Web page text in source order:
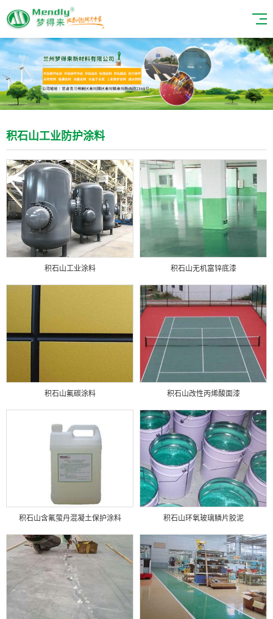
积石山工业防护涂料
积石山工业涂料 积石山无机富锌底漆
积石山氟碳涂料 积石山改性丙烯酸面漆
积石山含氟萤丹混凝土保护涂料 积石山环氧玻璃鳞片胶泥